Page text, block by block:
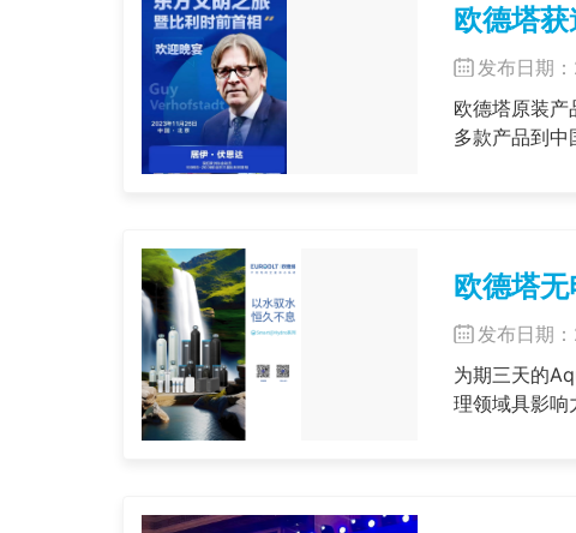
欧德塔
发布日期
欧德塔原装
多款产品到
欧德塔
发布日期
为期三天的
理领域具影响